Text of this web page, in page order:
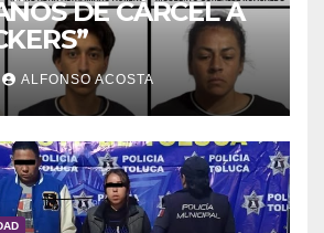
DE CÁRCEL A
ALFONSO ACOSTA